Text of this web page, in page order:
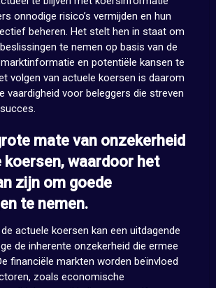
onnodige risico’s vermijden en hun
beheren. Het stelt hen in staat om
te nemen op basis van de
en potentiële kansen te
volgen van actuele koersen is daarom
vaardigheid voor beleggers die streven
mate van onzekerheid
koersen, waardoor het
zijn om goede
te nemen.
actuele koersen kan een uitdagende
de inherente onzekerheid die ermee
financiële markten worden beïnvloed
zoals economische